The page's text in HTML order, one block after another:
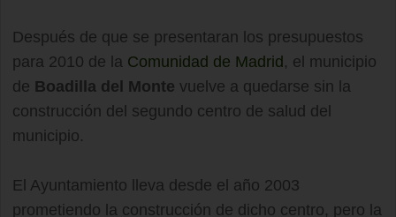
Después de que se presentaran los presupuestos
para 2010 de la Comunidad de Madrid , el municipio
de Boadilla del Monte vuelve a quedarse sin la
construcción del segundo centro de salud del
municipio.
El Ayuntamiento lleva desde el año 2003
prometiendo la construcción de dicho centro, pero la